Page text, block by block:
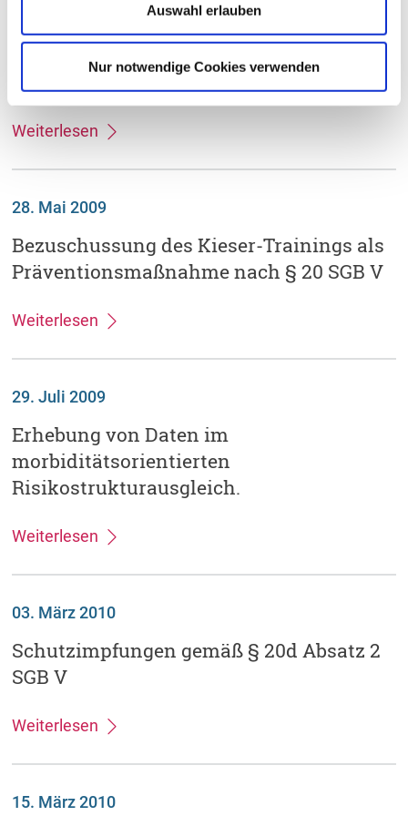
Auswahl erlauben
Nur notwendige Cookies verwenden
Akquise potentieller Teilnehmer an
strukturierten Behandlungsprogrammen
durch private Dritte
Weiterlesen
28. Mai 2009
Bezuschussung des Kieser-Trainings als
Präventionsmaßnahme nach § 20 SGB V
Weiterlesen
29. Juli 2009
Erhebung von Daten im
morbiditätsorientierten
Risikostrukturausgleich.
Weiterlesen
03. März 2010
Schutzimpfungen gemäß § 20d Absatz 2
SGB V
Weiterlesen
15. März 2010